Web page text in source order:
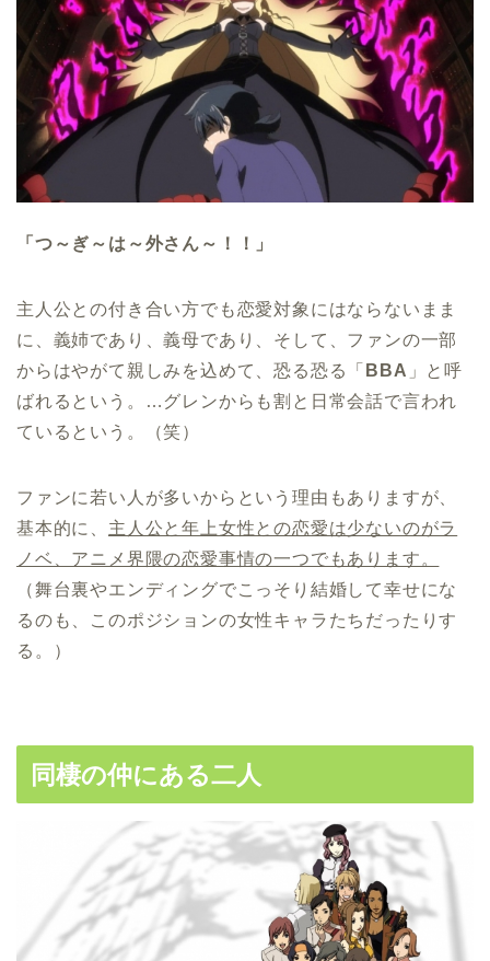
「つ～ぎ～は～外さん～！！」
主人公との付き合い方でも恋愛対象にはならないまま
に、義姉であり、義母であり、そして、ファンの一部
からはやがて親しみを込めて、恐る恐る「 BBA 」と呼
ばれるという。…グレンからも割と日常会話で言われ
ているという。（笑）
ファンに若い人が多いからという理由もありますが、
基本的に、 主人公と年上女性との恋愛は少ないのがラ
ノベ、アニメ界隈の恋愛事情の一つでもあります。
（舞台裏やエンディングでこっそり結婚して幸せにな
るのも、このポジションの女性キャラたちだったりす
る。）
同棲の仲にある二人